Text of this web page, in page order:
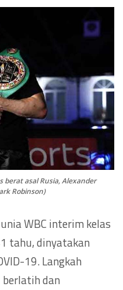
berat asal Rusia, Alexander
Robinson)
WBC interim kelas
tahu, dinyatakan
19. Langkah
dan